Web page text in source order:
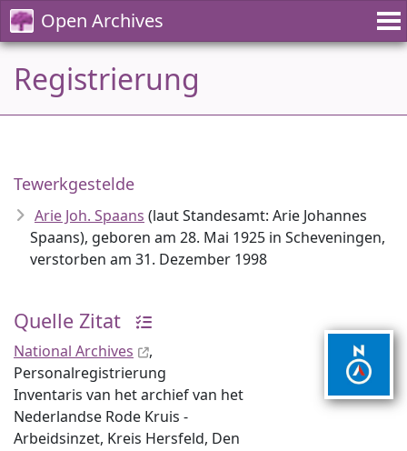
Open Archives
Registrierung
Tewerkgestelde
Arie Joh. Spaans (laut Standesamt: Arie Johannes
Spaans), geboren am 28. Mai 1925 in Scheveningen,
verstorben am 31. Dezember 1998
Quelle Zitat
National Archives
,
Personalregistrierung
Inventaris van het archief van het
Nederlandse Rode Kruis -
Arbeidsinzet, Kreis Hersfeld, Den